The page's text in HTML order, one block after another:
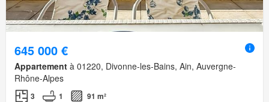
645 000 €
Appartement à 01220, Divonne-les-Bains, Ain, Auvergne-
Rhône-Alpes
3 1 91 m²